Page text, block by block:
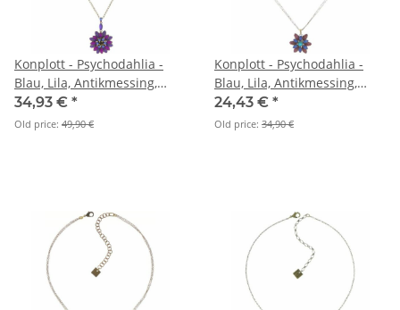
Konplott - Psychodahlia -
Blau, Lila, Antikmessing,
Halskette mit Anhänger
34,93 € *
Old price: 49,90 €
Konplott - Psychodahlia -
Blau, Lila, Antikmessing,
Halskette mit Anhänger
24,43 € *
Old price: 34,90 €